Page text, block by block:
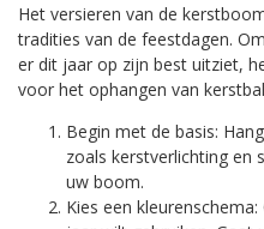
Het versieren van de
tradities van de feestdagen.
er dit jaar op zijn best uitziet,
voor het ophangen van
Begin met de basis:
zoals kerstverlichting en
uw boom.
Kies een